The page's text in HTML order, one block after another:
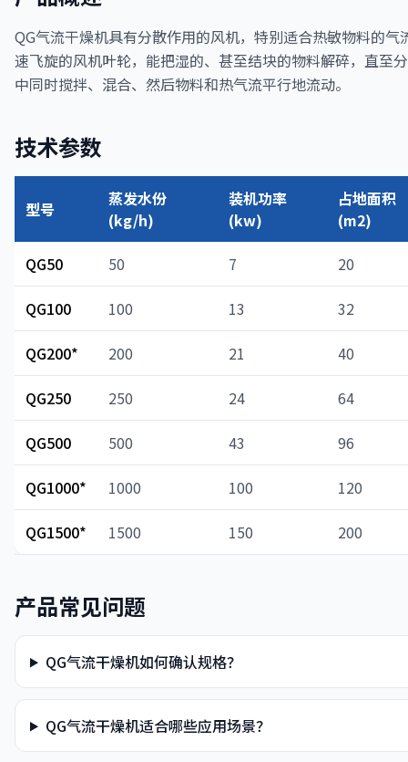
QG气流干燥机具有分散作用的风机，特别适合热敏物料的气
速飞旋的风机叶轮，能把湿的、甚至结块的物料解碎，直至
中同时搅拌、混合、然后物料和热气流平行地流动。
技术参数
型号
蒸发水份
(kg/h)
装机功率
(kw)
占地面积
(m2)
QG50
50 7 20
QG100 100 13 32
QG200* 200 21 40
QG250 250 24 64
QG500 500 43 96
QG1000* 1000 100 120
QG1500* 1500 150 200
产品常见问题
QG气流干燥机如何确认规格？
QG气流干燥机适合哪些应用场景？